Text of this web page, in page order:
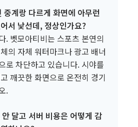
중계랑 다르게 화면에 아무런
서 낯선데, 정상인가요?
. 벳모아티비는 스포츠 본연의
의 자체 워터마크나 광고 배너
로 차단하고 있습니다. 시야를
깨끗한 화면으로 온전히 경기
.
달고 서버 비용은 어떻게 감